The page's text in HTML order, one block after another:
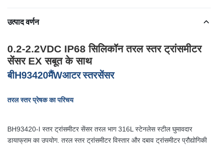
उत्पाद वर्णन
0.2-2.2VDC IP68 सिलिकॉन तरल स्तर ट्रांसमीटर
सेंसर EX सबूत के साथ
बीH93420मैंWआटरस्तरसेंसर
तरल स्तर प्रेषक का परिचय
BH93420-I स्तर ट्रांसमीटर सेंसर तरल भाग 316L स्टेनलेस स्टील घुमावदार
डायाफ्राम का उपयोग. तरल स्तर ट्रांसमीटर विस्तार और दबाव ट्रांसमीटर प्रौद्योगिकी